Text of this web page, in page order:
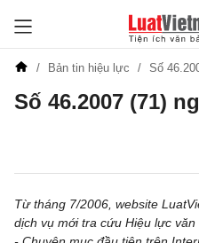
Bản tin hiệu lực Số
Số 46.2007 (71)
Từ tháng 7/2006, website
dịch vụ mới tra cứu Hiệu lực